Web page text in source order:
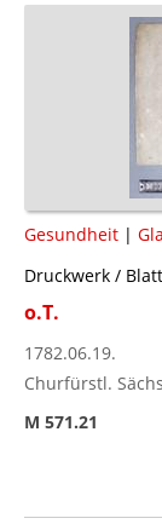
Gesundheit |
Druckwerk /
o.T.
1782.06.19.
Churfürstl.
M 571.21